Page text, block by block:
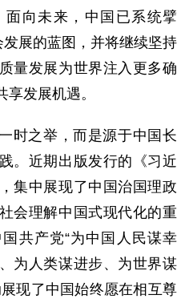
向未来，中国已系统擘
发展的蓝图，并将继续坚持
量发展为世界注入更多确
发展机遇。
时之举，而是源于中国长
。近期出版发行的《习近
集中展现了中国治国理政
会理解中国式现代化的重
共产党“为中国人民谋幸
为人类谋进步、为世界谋
现了中国始终愿在相互尊